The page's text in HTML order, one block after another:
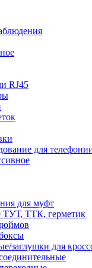
RJ45
для
для муфт
ТУТ, ТТК, герметик
заглушки для